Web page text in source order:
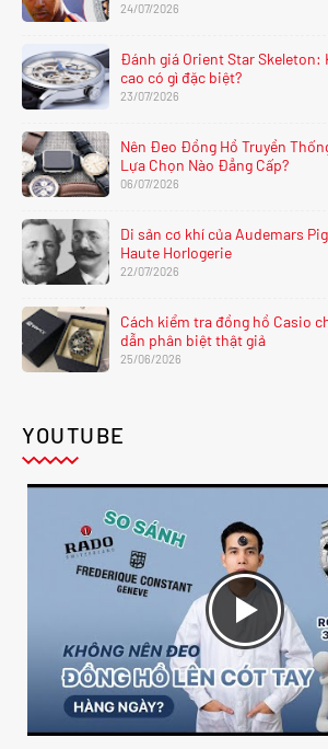
24/07/2026
Đánh giá Orient Star Skeleton:
cao có gì đặc biệt?
23/07/2026
Nên Đeo Đồng Hồ Truyền
Lựa Chọn Nào Đẳng Cấp?
06/07/2026
Di sản cơ khí của Audemars
Haute Horlogerie
22/07/2026
Cách kiểm tra đồng hồ Casio
dẫn phân biệt thật giả
25/06/2026
YOUTUBE